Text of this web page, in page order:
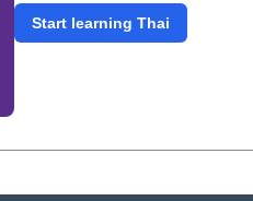
Start learning Thai